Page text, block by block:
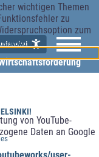
wichtigen Themen
zu
zum
.
von YouTube-
Daten an Google